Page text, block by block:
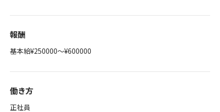
報酬
基本給¥250000～¥600000
働き方
正社員